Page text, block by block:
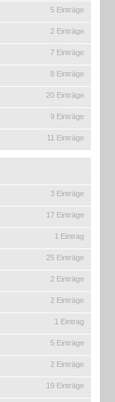
5 Einträge
2 Einträge
7 Einträge
8 Einträge
20 Einträge
9 Einträge
11 Einträge
3 Einträge
17 Einträge
1 Eintrag
25 Einträge
2 Einträge
2 Einträge
1 Eintrag
5 Einträge
2 Einträge
19 Einträge